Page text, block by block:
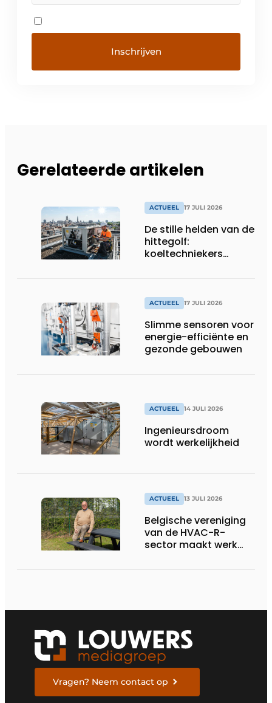
Gerelateerde artikelen
ACTUEEL 17 JULI 2026
De stille helden van de
hittegolf:
koeltechniekers
productiebedrijven
ACTUEEL 17 JULI 2026
Slimme sensoren voor
energie-efficiënte en
gezonde gebouwen
ACTUEEL 14 JULI 2026
Ingenieursdroom
wordt werkelijkheid
ACTUEEL 13 JULI 2026
Belgische vereniging
van de HVAC-R-
sector maakt werk
Vragen? Neem contact op